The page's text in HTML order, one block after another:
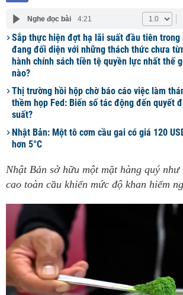
Nghe đọc bài 4:21
Sắp thực hiện đợt hạ lãi suất đầu tiên trong
đang đối diện với những thách thức chưa
hành chính sách tiền tệ quyền lực nhất thế
nào?
Thị trường hồi hộp chờ báo cáo việc làm
thềm họp Fed: Biến số tác động đến quyết
suất?
Nhật Bản: Một tô cơm cầu gai có giá 120
hơn 5°C
Nhật Bản sở hữu một mặt hàng quý như
cao toàn cầu khiến mức độ khan hiếm